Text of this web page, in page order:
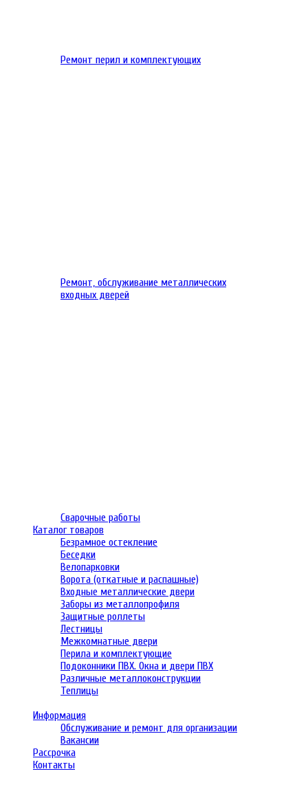
Ремонт перил и комплектующих
Ремонт, обслуживание металлических
входных дверей
Сварочные работы
Каталог товаров
Безрамное остекление
Беседки
Велопарковки
Ворота (откатные и распашные)
Входные металлические двери
Заборы из металлопрофиля
Защитные роллеты
Лестницы
Межкомнатные двери
Перила и комплектующие
Подоконники ПВХ. Окна и двери ПВХ
Различные металлоконструкции
Теплицы
Информация
Обслуживание и ремонт для организации
Вакансии
Рассрочка
Контакты